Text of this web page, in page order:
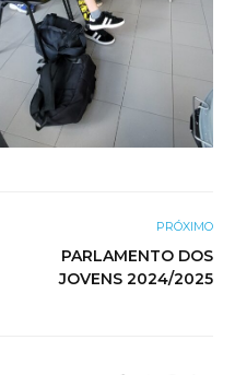
PRÓXIMO
PARLAMENTO DOS
JOVENS 2024/2025